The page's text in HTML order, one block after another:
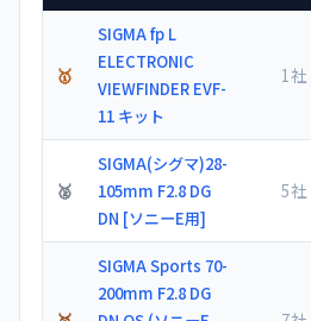
🥇
SIGMA fp L
ELECTRONIC
VIEWFINDER EVF-
11 キット
1社
🥈
SIGMA(シグマ)28-
105mm F2.8 DG
DN [ソニーE用]
5社
SIGMA Sports 70-
200mm F2.8 DG